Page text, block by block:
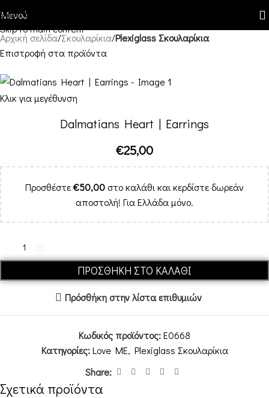
Skip to navigation
Skip to main content
Μενού
Αρχική σελίδα Σκουλαρίκια Plexiglass Σκουλαρίκια
Επιστροφή στα προϊόντα
Κλικ για μεγέθυνση
Dalmatians Heart | Earrings
€25,00
Προσθέστε€50,00στο καλάθι και κερδίστε δωρεάν
αποστολή! Για Ελλάδα μόνο.
ΠΡΟΣΘΉΚΗ ΣΤΟ ΚΑΛΆΘΙ
Πρόσθήκη στην λίστα επιθυμιών
Κωδικός προϊόντος:E0668
Κατηγορίες: Love ME, Plexiglass Σκουλαρίκια
Share:
Σχετικά προϊόντα